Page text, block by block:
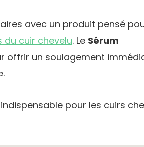
avec un produit pensé
du cuir chevelu. Le Sérum
offrir un soulagement
pour les cuirs